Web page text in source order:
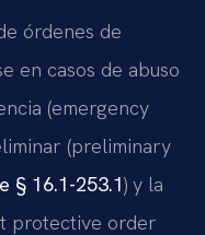
órdenes de
en casos de abuso
(emergency
(preliminary
§ 16.1-253.1) y la
protective order